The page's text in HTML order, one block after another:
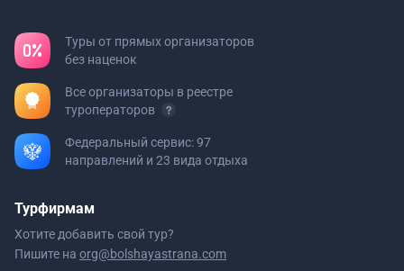
Туры от прямых организаторов
без наценок
Все организаторы в реестре
туроператоров
Федеральный сервис: 97
направлений и 23 вида отдыха
Турфирмам
Хотите добавить свой тур?
Пишите на org@bolshayastrana.com